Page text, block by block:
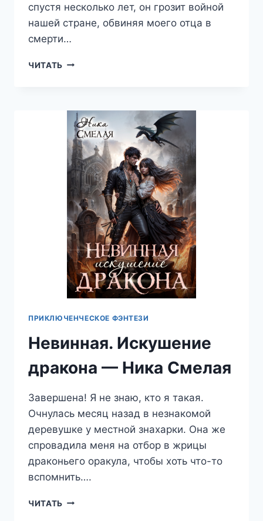
спустя несколько лет, он грозит войной
нашей стране, обвиняя моего отца в
смерти…
ЧИТАТЬ НАЛОЖНИЦА
ПРИНЦЕССА
ХОДИТ
ПЕРВОЙ
—
НИКА
СМЕЛАЯ
ПРИКЛЮЧЕНЧЕСКОЕ ФЭНТЕЗИ
Невинная. Искушение
дракона — Ника Смелая
Завершена! Я не знаю, кто я такая.
Очнулась месяц назад в незнакомой
деревушке у местной знахарки. Она же
спровадила меня на отбор в жрицы
драконьего оракула, чтобы хоть что-то
вспомнить….
ЧИТАТЬ НЕВИННАЯ.